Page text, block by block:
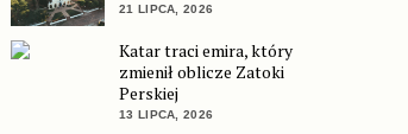
21 LIPCA, 2026
Katar traci emira, który
zmienił oblicze Zatoki
Perskiej
13 LIPCA, 2026